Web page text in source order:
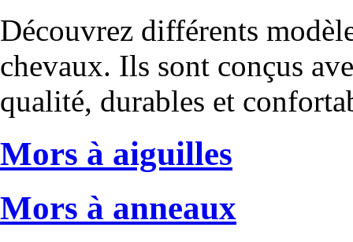
Découvrez différents
chevaux. Ils sont conçus
qualité, durables et
Mors à aiguilles
Mors à anneaux